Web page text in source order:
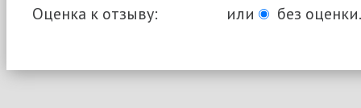
Оценка к отзыву: или без оценки.